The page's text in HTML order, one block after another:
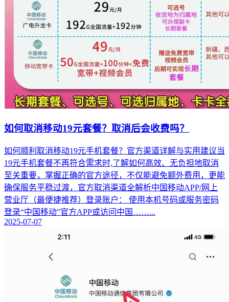
如何取消移动19元套餐？取消后会收费吗？
如何顺利取消移动19元手机套餐？官方渠道详解与实用建议当
19元手机套餐不再符合需求时,了解如何高效、无负担地取消
至关重要，掌握正确的官方途径，不仅能避免额外费用，更能
确保服务平稳过渡，官方取消渠道全解析中国移动APP/网上
营业厅（最便捷推荐）登录账户： 使用本机号码或服务密码
登录“中国移动”官方APP或访问中国……...
2025-07-07